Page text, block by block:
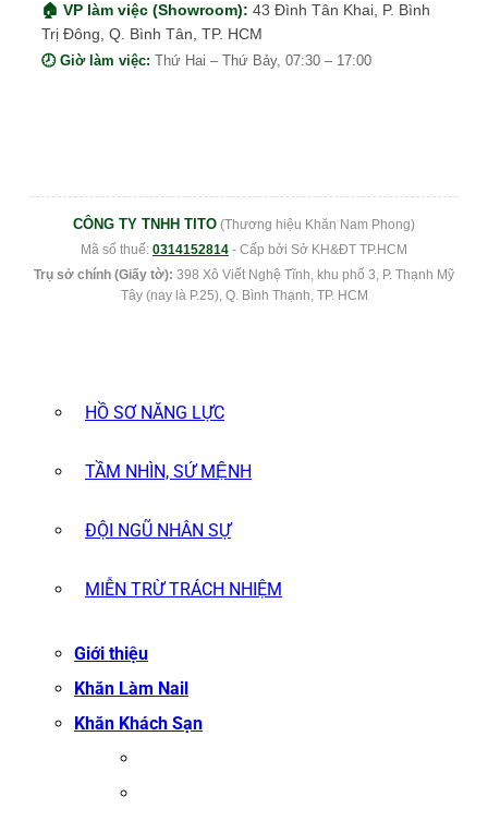
🏠 VP làm việc (Showroom): 43 Đình Tân Khai, P. Bình
Trị Đông, Q. Bình Tân, TP. HCM
🕗 Giờ làm việc: Thứ Hai – Thứ Bảy, 07:30 – 17:00
CÔNG TY TNHH TITO (Thương hiệu Khăn Nam Phong)
Mã số thuế: 0314152814 - Cấp bởi Sở KH&ĐT TP.HCM
Trụ sở chính (Giấy tờ): 398 Xô Viết Nghệ Tĩnh, khu phố 3, P. Thạnh Mỹ
Tây (nay là P.25), Q. Bình Thạnh, TP. HCM
HỒ SƠ NĂNG LỰC
TẦM NHÌN, SỨ MỆNH
ĐỘI NGŨ NHÂN SỰ
MIỄN TRỪ TRÁCH NHIỆM
Giới thiệu
Khăn Làm Nail
Khăn Khách Sạn